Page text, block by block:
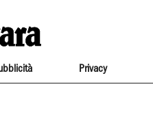
Privacy